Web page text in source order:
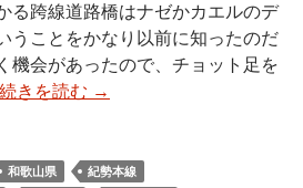
る跨線道路橋はナゼかカエルのデ
うことをかなり以前に知ったのだ
機会があったので、チョット足を
続きを読む →
和歌山県
紀勢本線